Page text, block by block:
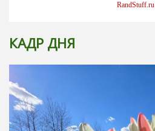
RandStuff.ru
КАДР ДНЯ